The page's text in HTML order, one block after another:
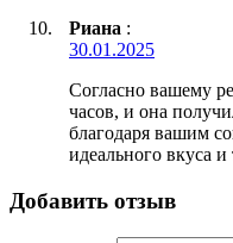
Риана :
30.01.2025
Согласно вашему
часов, и она
благодаря вашим
идеального вкуса
Добавить отзыв